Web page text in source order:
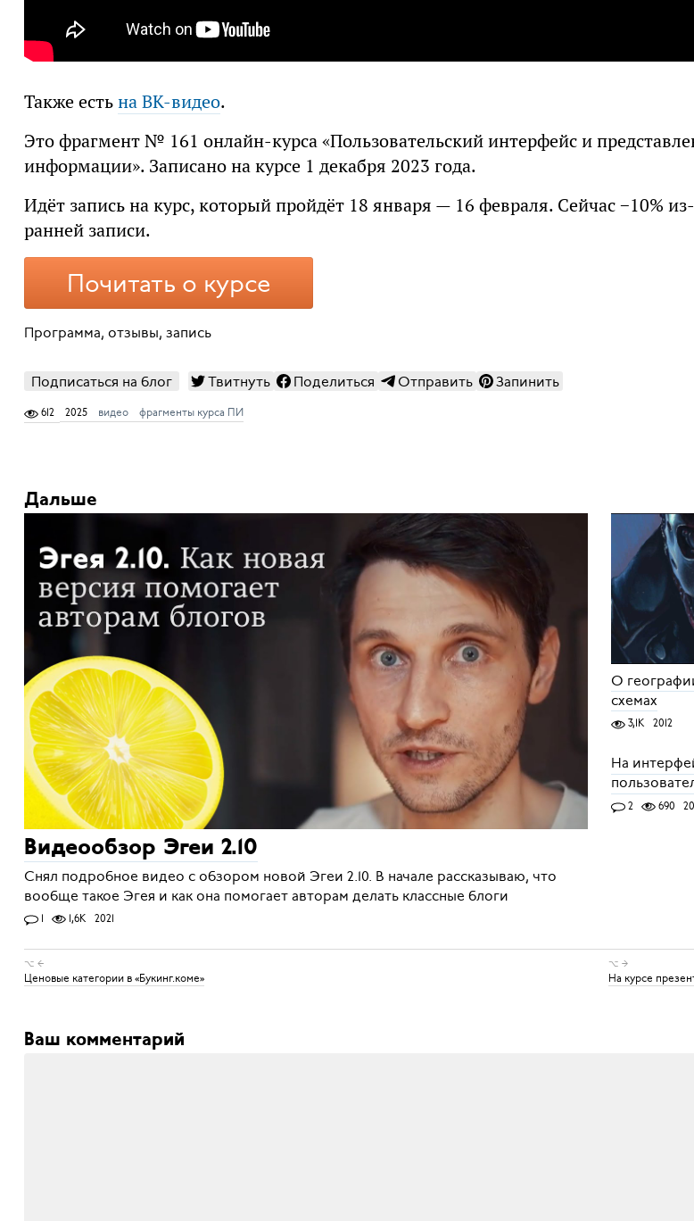
Также естьна ВК-видео.
Это фрагмент № 161 онлайн-курса «Пользовательский интерфейс и
информации». Записано на курсе 1 декабря 2023 года.
Идёт запись на курс, который пройдёт 18 января — 16 февраля. Сейчас −10%
ранней записи.
Почитать о курсе
Программа, отзывы, запись
Подписаться на блог Твитнуть Поделиться Отправить Запинить
612 2025 видео фрагменты курса ПИ
Дальше
Видеообзор Эгеи 2.10
Снял подробное видео с обзором новой Эгеи 2.10. В начале рассказываю, что
вообще такое Эгея и как она помогает авторам делать классные блоги
1 1,6K 2021
О
схемах
3,1K 2012
На
2 690
⌥ ←
Ценовые категории в «Букинг.коме»
⌥ →
На курсе
Ваш комментарий